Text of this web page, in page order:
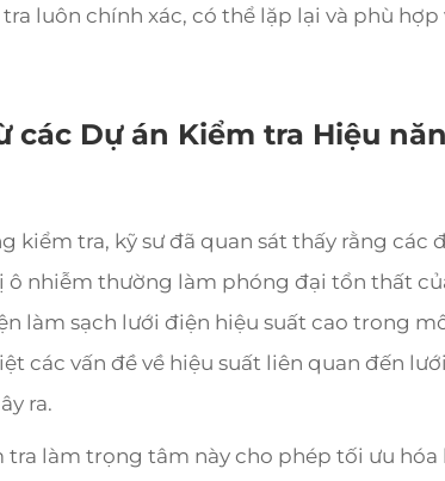
luôn chính xác, có thể lặp lại và phù
các Dự án Kiểm tra Hiệu
kiểm tra, kỹ sư đã quan sát thấy rằng các
ô nhiễm thường làm phóng đại tổn thất
làm sạch lưới điện hiệu suất cao trong
các vấn đề về hiệu suất liên quan đến
ra.
tra làm trọng tâm này cho phép tối ưu hóa